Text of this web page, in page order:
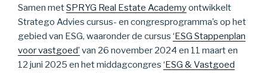
Samen metSPRYG Real Estate Academyontwikkelt
Stratego Advies cursus- en congresprogramma’s op het
gebied van ESG, waaronder de cursus ‘ESG Stappenplan
voor vastgoed’ van 26 november 2024 en 11 maart en
12 juni 2025 en het middagcongres ‘ESG & Vastgoed